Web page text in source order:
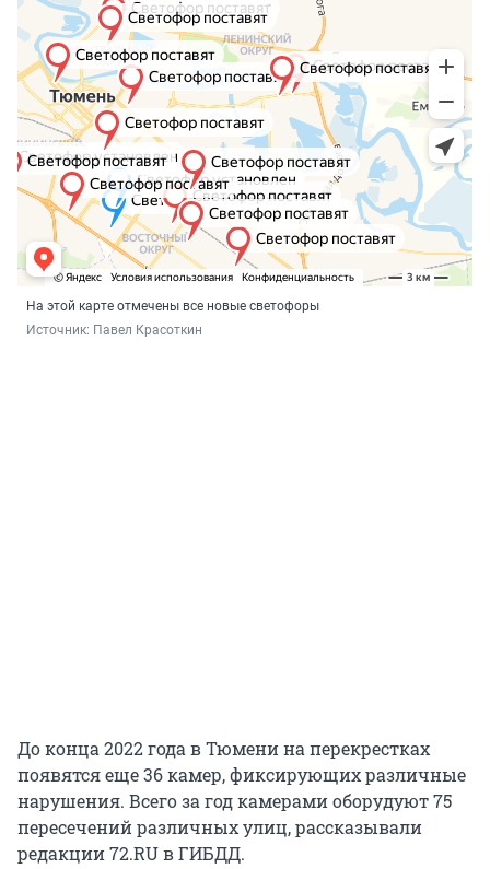
На этой карте отмечены все новые светофоры
Источник: Павел Красоткин
До конца 2022 года в Тюмени на перекрестках
появятся еще 36 камер, фиксирующих различные
нарушения. Всего за год камерами оборудуют 75
пересечений различных улиц, рассказывали
редакции 72.RU в ГИБДД.